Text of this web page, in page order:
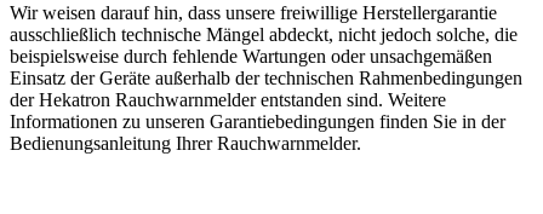
Wir weisen darauf hin, dass unsere freiwillige Herstellergarantie
ausschließlich technische Mängel abdeckt, nicht jedoch solche, die
beispielsweise durch fehlende Wartungen oder unsachgemäßen
Einsatz der Geräte außerhalb der technischen Rahmenbedingungen
der Hekatron Rauchwarnmelder entstanden sind. Weitere
Informationen zu unseren Garantiebedingungen finden Sie in der
Bedienungsanleitung Ihrer Rauchwarnmelder.